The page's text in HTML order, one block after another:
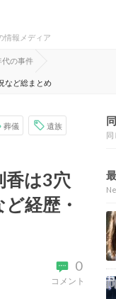
情報メディア
代の事件
など総まとめ
葬儀 遺族
香は3穴
経歴・
0
コメント
同